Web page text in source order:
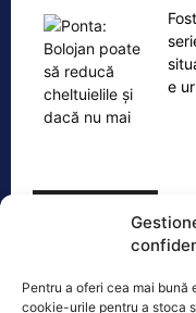
Pentru a oferi cea mai bună
cookie-urile pentru a stoca
e
Cine este Petrică
execută 11 ani de…